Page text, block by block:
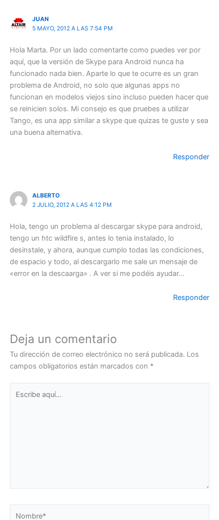
JUAN
5 MAYO, 2012 A LAS 7:54 PM
Hola Marta. Por un lado comentarte como puedes ver por
aquí, que la versión de Skype para Android nunca ha
funcionado nada bien. Aparte lo que te ocurre es un gran
problema de Android, no solo que algunas apps no
funcionan en modelos viejos sino incluso pueden hacer que
se reinicien solos. Mi consejo es que pruebes a utilizar
Tango, es una app similar a skype que quizas te guste y sea
una buena alternativa.
Responder
ALBERTO
2 JULIO, 2012 A LAS 4:12 PM
Hola, tengo un problema al descargar skype para android,
tengo un htc wildfire s, antes lo tenia instalado, lo
desinstale, y ahora, aunque cumplo todas las condiciones,
de espacio y todo, al descargarlo me sale un mensaje de
«error en la descaarga» . A ver si me podéis ayudar…
Responder
Deja un comentario
Tu dirección de correo electrónico no será publicada. Los
campos obligatorios están marcados con *
aquí...